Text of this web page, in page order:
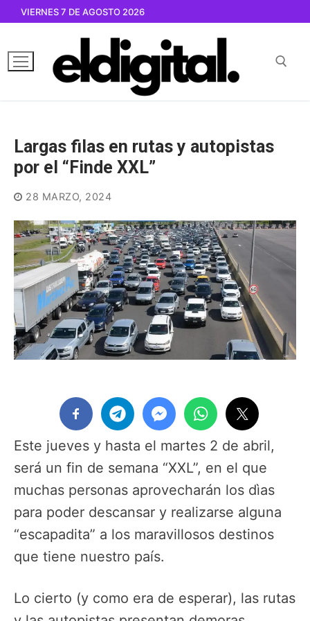
contenido
VIERNES 7 DE AGOSTO 2026
Largas filas en rutas y autopistas
por el “Finde XXL”
28 MARZO, 2024
Este jueves y hasta el martes 2 de abril,
será un fin de semana “XXL”, en el que
muchas personas aprovecharán los dìas
para poder descansar y realizarse alguna
“escapadita” a los maravillosos destinos
que tiene nuestro país.
Lo cierto (y como era de esperar), las rutas